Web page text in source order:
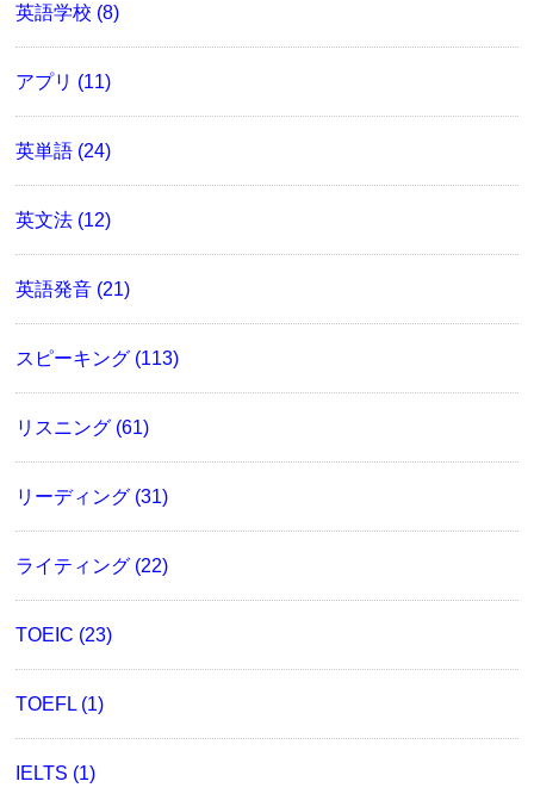
英語学校 (8)
アプリ (11)
英単語 (24)
英文法 (12)
英語発音 (21)
スピーキング (113)
リスニング (61)
リーディング (31)
ライティング (22)
TOEIC (23)
TOEFL (1)
IELTS (1)